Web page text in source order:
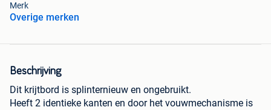
Merk
Overige merken
Beschrijving
Dit krijtbord is splinternieuw en ongebruikt.
Heeft 2 identieke kanten en door het vouwmechanisme is